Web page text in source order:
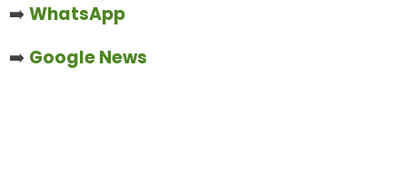
➡️WhatsApp
➡️ Google News